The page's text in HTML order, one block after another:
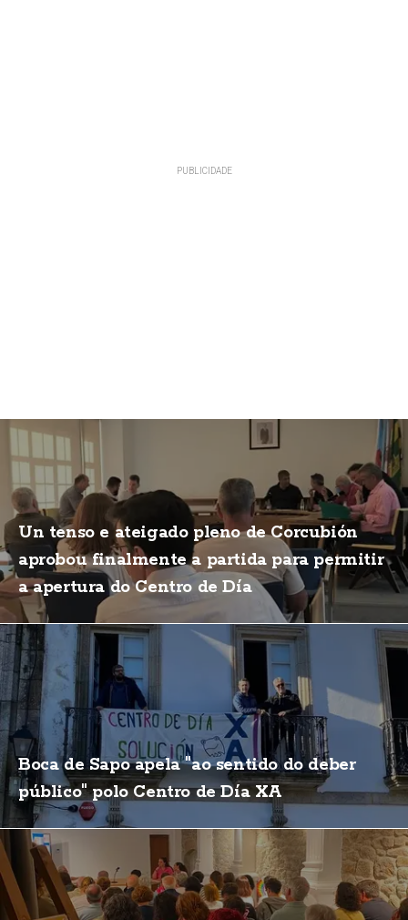
Un tenso e ateigado pleno de Corcubión
aprobou finalmente a partida para permitir
a apertura do Centro de Día
Boca de Sapo apela "ao sentido do deber
público" polo Centro de Día XA